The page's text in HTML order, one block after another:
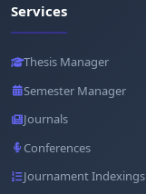
Services
Thesis Manager
Semester Manager
Journals
Conferences
Journament Indexings